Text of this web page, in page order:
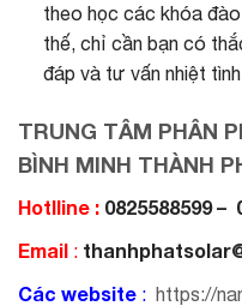
theo học các khóa
thế, chỉ cần bạn có
đáp và tư vấn nhiệt
TRUNG TÂM PHÂN
BÌNH MINH THÀNH
Hotlline : 0825588599 –
Email :
Các website : https://